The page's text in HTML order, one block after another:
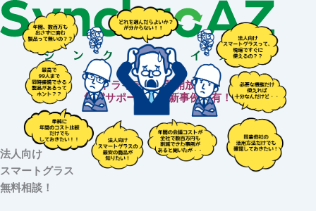
トライアル期間開放中！
無償サポート＆最新事例共有！
法人向け
スマートグラス
無料相談！